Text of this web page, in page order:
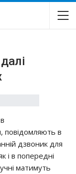
повідомляють в
дзвоник для
і в попередні
матимуть